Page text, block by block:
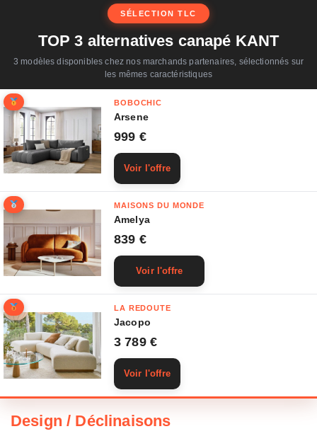
SÉLECTION TLC
TOP 3 alternatives canapé KANT
3 modèles disponibles chez nos marchands partenaires, sélectionnés sur
les mêmes caractéristiques
BOBOCHIC
Arsene
999 €
Voir l'offre
MAISONS DU MONDE
Amelya
839 €
Voir l'offre
LA REDOUTE
Jacopo
3 789 €
Voir l'offre
Design / Déclinaisons